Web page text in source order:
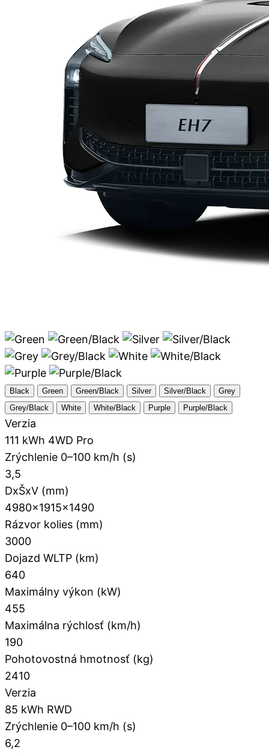
Black Green Green/Black Silver Silver/Black
Grey
Grey/Black
White White/Black Purple Purple/Black
Verzia
111 kWh 4WD Pro
Zrýchlenie 0–100 km/h (s)
3,5
DxŠxV (mm)
4980×1915×1490
Rázvor kolies (mm)
3000
Dojazd WLTP (km)
640
Maximálny výkon (kW)
455
Maximálna rýchlosť (km/h)
190
Pohotovostná hmotnosť (kg)
2410
Verzia
85 kWh RWD
Zrýchlenie 0–100 km/h (s)
6,2